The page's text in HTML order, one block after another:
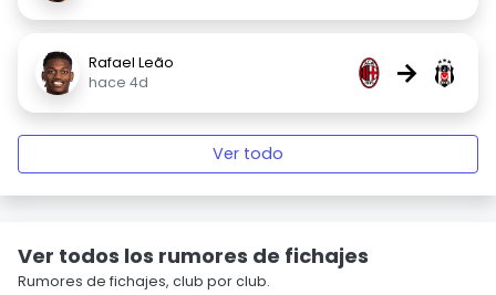
Rafael Leão
hace 4d
→
Ver todo
Ver todos los rumores de fichajes
Rumores de fichajes, club por club.